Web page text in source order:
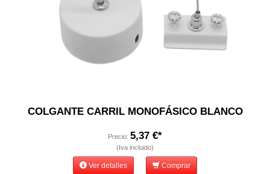
COLGANTE CARRIL MONOFÁSICO BLANCO
Precio: 5,37 €*
(Iva incluido)
Ver detalles Comprar